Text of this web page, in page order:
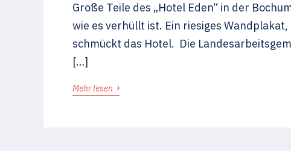
Große Teile des „Hotel Eden“ in der
wie es verhüllt ist. Ein riesiges
schmückt das Hotel. Die
[…]
Mehr lesen ›